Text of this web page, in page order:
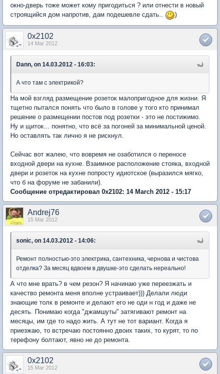
окно-дверь тоже может кому пригодиться ? или отнести в новый
строящийся дом напротив, дам подешевле сдать..
)
0x2102
14 Mar 2012
Dann, on 14.03.2012 - 16:03:
А что там с электрикой?
На мой взгляд размещение розеток малопригодное для жизни. Я
тщетно пытался понять что было в голове у того кто принимал
решение о размещении постов под розетки - это не постижимо.
Ну и щиток... понятно, что всё за погоней за минимальной ценой.
Но оставлять так лично я не рискнул.
Сейчас вот жалею, что вовремя не озаботился о переносе
входной двери на кухне. Взаимное расположение стояка, входной
двери и розеток на кухне попросту идиотское (выразился мягко,
что б на форуме не забанили).
Сообщение отредактировал 0x2102: 14 March 2012 - 15:17
Andrej76
15 Mar 2012
sonic, on 14.03.2012 - 14:06:
Ремонт полностью-это электрика, сантехника, чернова и чистова
отделка? За месяц вдвоем в двушке-это сделать нереально!
А что мне врать? в чем резон? Я начинаю уже переезжать и
качество ремонта меня вполне устраивает))) Делали люди
знающие толк в ремонте и делают его не оди н год и даже не
десять. Понимаю когда "джамшуты" затягивают ремонт на
месяцы, им где то надо жить. А тут не тот вариант. Когда я
приезжаю, то встречаю постоянно двоих таких, то курят, то по
терефону болтают, явно не до ремонта.
0x2102
15 Mar 2012